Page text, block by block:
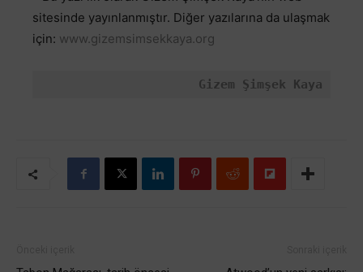
sitesinde yayınlanmıştır. Diğer yazılarına da ulaşmak
için: www.gizemsimsekkaya.org
Gizem Şimşek Kaya